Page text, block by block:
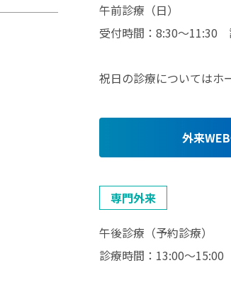
午前診療（日）
受付時間：8:30〜11:30
祝日の診療についてはホ
外来
専⾨外来
午後診療（予約診療）
診療時間：13:00〜15:00